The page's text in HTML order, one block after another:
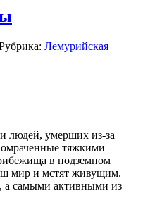
Лемурийская
людей, умерших из-за
тяжкими
в подземном
мир и мстят живущим.
а самыми активными из